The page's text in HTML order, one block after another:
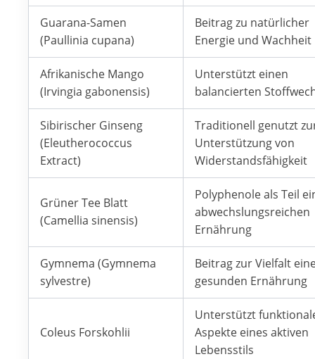
Guarana-Samen
(Paullinia cupana)
Beitrag zu natürlicher
Energie und Wachheit
Afrikanische Mango
(Irvingia gabonensis)
Unterstützt einen
balancierten
Sibirischer Ginseng
(Eleutherococcus
Extract)
Traditionell genutzt
Unterstützung von
Widerstandsfähigkeit
Grüner Tee Blatt
(Camellia sinensis)
Polyphenole als Teil
abwechslungsreichen
Ernährung
Gymnema (Gymnema
sylvestre)
Beitrag zur Vielfalt
gesunden Ernährung
Coleus Forskohlii
Unterstützt
Aspekte eines aktiven
Lebensstils